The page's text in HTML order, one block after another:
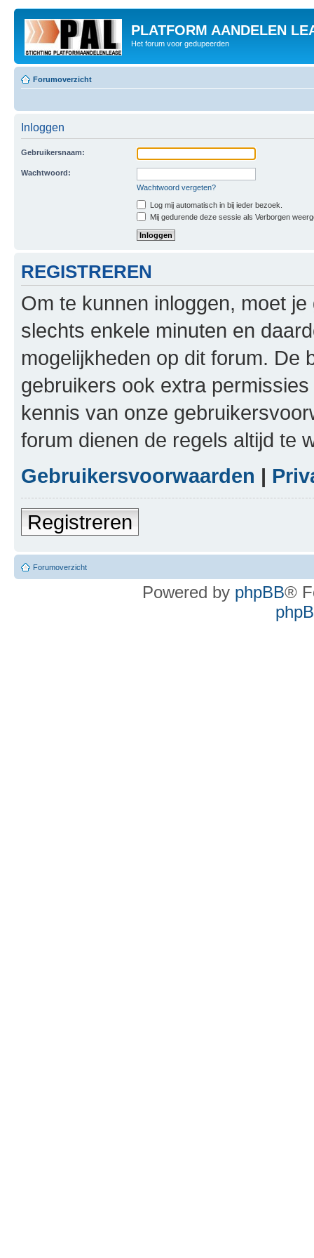
PLATFORM AANDELEN
Het forum voor gedupeerden
Forumoverzicht
Inloggen
Gebruikersnaam:
Wachtwoord:
Wachtwoord vergeten?
Log mij automatisch in bij ieder bezoek.
Mij gedurende deze sessie als Verborgen
REGISTREREN
Om te kunnen inloggen, moet
slechts enkele minuten en
mogelijkheden op dit forum. De
gebruikers ook extra
kennis van onze
forum dienen de regels altijd te
Gebruikersvoorwaarden |
Registreren
Forumoverzicht
Powered by phpBB®